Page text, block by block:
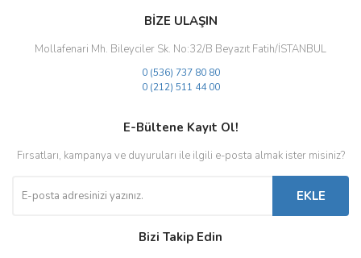
BİZE ULAŞIN
Mollafenari Mh. Bileyciler Sk. No:32/B Beyazıt Fatih/İSTANBUL
0 (536) 737 80 80
0 (212) 511 44 00
E-Bültene Kayıt Ol!
Fırsatları, kampanya ve duyuruları ile ilgili e-posta almak ister misiniz?
EKLE
Bizi Takip Edin